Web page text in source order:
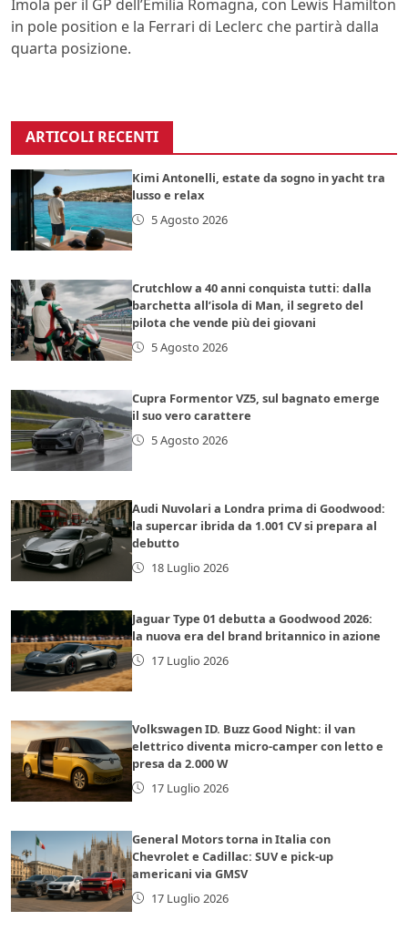
Imola per il GP dell’Emilia Romagna, con Lewis Hamilton
in pole position e la Ferrari di Leclerc che partirà dalla
quarta posizione.
ARTICOLI RECENTI
Kimi Antonelli, estate da sogno in yacht tra
lusso e relax
5 Agosto 2026
Crutchlow a 40 anni conquista tutti: dalla
barchetta all’isola di Man, il segreto del
pilota che vende più dei giovani
5 Agosto 2026
Cupra Formentor VZ5, sul bagnato emerge
il suo vero carattere
5 Agosto 2026
Audi Nuvolari a Londra prima di Goodwood:
la supercar ibrida da 1.001 CV si prepara al
debutto
18 Luglio 2026
Jaguar Type 01 debutta a Goodwood 2026:
la nuova era del brand britannico in azione
17 Luglio 2026
Volkswagen ID. Buzz Good Night: il van
elettrico diventa micro-camper con letto e
presa da 2.000 W
17 Luglio 2026
General Motors torna in Italia con
Chevrolet e Cadillac: SUV e pick-up
americani via GMSV
17 Luglio 2026